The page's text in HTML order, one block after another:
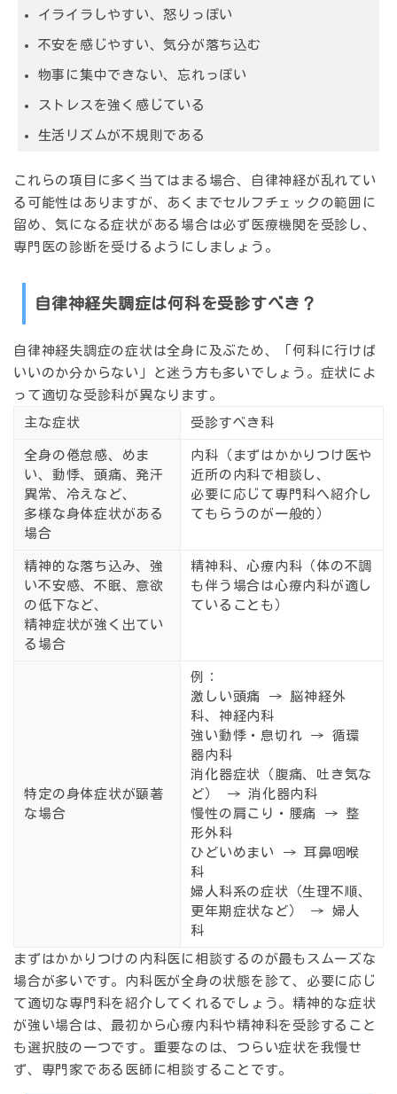
イライラしやすい、怒りっぽい
不安を感じやすい、気分が落ち込む
物事に集中できない、忘れっぽい
ストレスを強く感じている
生活リズムが不規則である
これらの項目に多く当てはまる場合、自律神経が乱れてい
る可能性はありますが、
あくまでセルフチェックの範囲に
留め、気になる症状がある場合は必ず医療機関を受診し、
専門医の診断を受ける ようにしましょう。
自律神経失調症は何科を受診すべき？
自律神経失調症の症状は全身に及ぶため、「何科に行けば
いいのか分からない」と迷う方も多いでしょう。症状によ
って適切な受診科が異なります。
主な症状 受診すべき科
全身の倦怠感、めま
い、動悸、頭痛、発汗
異常、冷えなど、
多様な身体症状がある
場合
内科 （まずはかかりつけ医や
近所の内科で相談し、
必要に応じて専門科へ紹介し
てもらうのが一般的）
精神的な落ち込み、強
い不安感、不眠、意欲
の低下など、
精神症状が強く出てい
る場合
精神科、心療内科 （体の不調
も伴う場合は心療内科が適し
ていることも）
特定の身体症状が顕著
な場合
例：
激しい頭痛 → 脳神経外
科、神経内科
強い動悸・息切れ → 循環
器内科
消化器症状（腹痛、吐き気な
ど） → 消化器内科
慢性の肩こり・腰痛 → 整
形外科
ひどいめまい → 耳鼻咽喉
科
婦人科系の症状（生理不順、
更年期症状など） → 婦人
科
まずはかかりつけの内科医 に相談するのが最もスムーズな
場合が多いです。内科医が全身の状態を診て、必要に応じ
て適切な専門科を紹介してくれるでしょう。精神的な症状
が強い場合は、最初から心療内科や精神科を受診すること
も選択肢の一つです。重要なのは、 つらい症状を我慢せ
ず、専門家である医師に相談する ことです。